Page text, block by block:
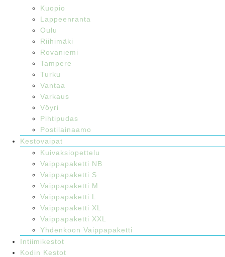
Kuopio
Lappeenranta
Oulu
Riihimäki
Rovaniemi
Tampere
Turku
Vantaa
Varkaus
Vöyri
Pihtipudas
Postilainaamo
Kestovaipat
Kuivaksiopettelu
Vaippapaketti NB
Vaippapaketti S
Vaippapaketti M
Vaippapaketti L
Vaippapaketti XL
Vaippapaketti XXL
Yhdenkoon Vaippapaketti
Intiimikestot
Kodin Kestot